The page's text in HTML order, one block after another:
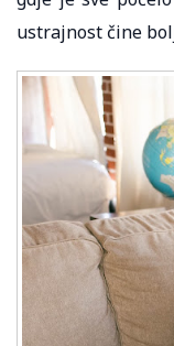
ustrajnost čine